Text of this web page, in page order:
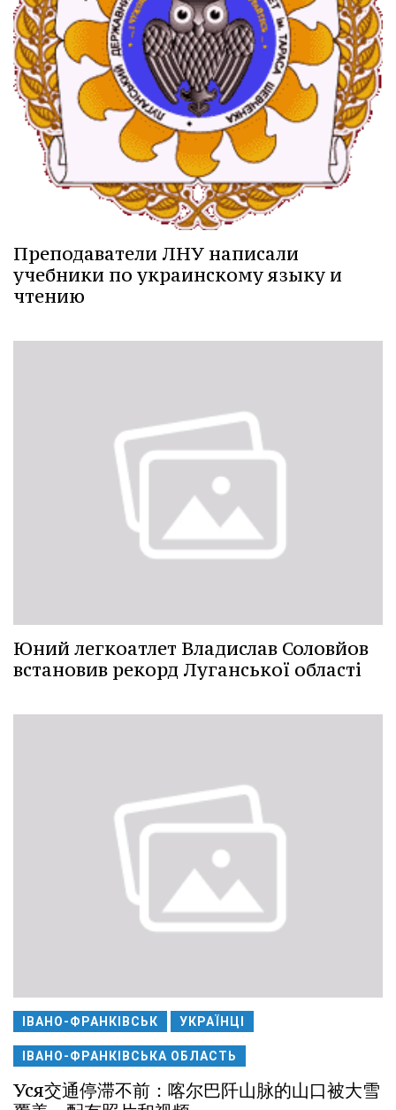
Преподаватели ЛНУ написали
учебники по украинскому языку и
чтению
Юний легкоатлет Владислав Соловйов
встановив рекорд Луганської області
ІВАНО-ФРАНКІВСЬК УКРАЇНЦІ
ІВАНО-ФРАНКІВСЬКА ОБЛАСТЬ
Уся交通停滞不前：喀尔巴阡山脉的山口被大雪